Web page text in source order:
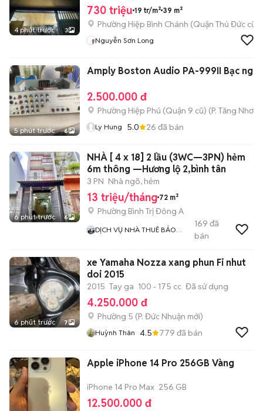
4 phút trước 3
730 triệu 19 tr/m² 39 m²
Phường Hiệp Bình Chánh (Quận Thủ Đức cũ)
Nguyễn Sơn Long
5 phút trước 6
Amply Boston Audio PA-999II Bạc
2.500.000 đ
Phường Hiệp Phú (Quận 9 cũ) (P. Tăng Nhơn
Ly Hung 5.0 26 đã bán
6 phút trước 6
NHÀ [ 4 x 18] 2 lầu (3WC—3PN) hẻm
6m thông —Hương lộ 2,bình tân
3 PN Nhà ngõ, hẻm
13 triệu/tháng 72 m²
Phường Bình Trị Đông A
DỊCH VỤ NHÀ THUÊ BẢO
169 đã
bán
6 phút trước 7
xe Yamaha Nozza xang phun Fi nhut
doi 2015
2015 Tay ga 100 - 175 cc Đã sử dụng
4.250.000 đ
Phường 5 (P. Đức Nhuận mới)
Huỳnh Thân 4.5 779 đã bán
Apple iPhone 14 Pro 256GB Vàng
iPhone 14 Pro Max 256 GB
12.500.000 đ